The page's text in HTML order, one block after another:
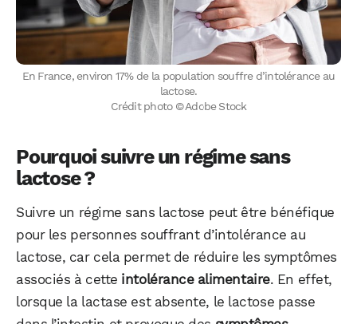
En France, environ 17% de la population souffre d’intolérance au
lactose.
Crédit photo © Adobe Stock
Pourquoi suivre un régime sans
lactose ?
Suivre un régime sans lactose peut être bénéfique
pour les personnes souffrant d’intolérance au
lactose, car cela permet de réduire les symptômes
associés à cette intolérance alimentaire. En effet,
lorsque la lactase est absente, le lactose passe